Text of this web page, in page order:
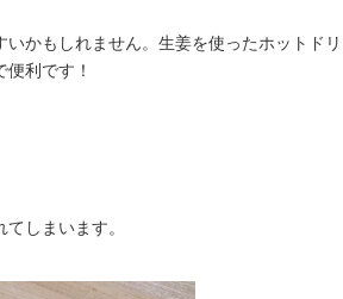
かもしれません。生姜を使ったホットドリ
利です！
しまいます。